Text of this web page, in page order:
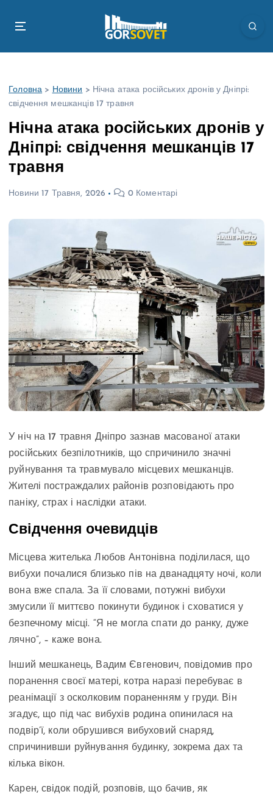
Головна > Новини > Нічна атака російських дронів у Дніпрі:
свідчення мешканців 17 травня
Нічна атака російських дронів у
Дніпрі: свідчення мешканців 17
травня
Новини 17 Травня, 2026 0 Коментарі
У ніч на 17 травня Дніпро зазнав масованої атаки
російських безпілотників, що спричинило значні
руйнування та травмувало місцевих мешканців.
Жителі постраждалих районів розповідають про
паніку, страх і наслідки атаки.
Свідчення очевидців
Місцева жителька Любов Антонівна поділилася, що
вибухи почалися близько пів на дванадцяту ночі, коли
вона вже спала. За її словами, потужні вибухи
змусили її миттєво покинути будинок і сховатися у
безпечному місці. “Я не могла спати до ранку, дуже
лячно”, – каже вона.
Інший мешканець, Вадим Євгенович, повідомив про
поранення своєї матері, котра наразі перебуває в
реанімації з осколковим пораненням у груди. Він
згадує, що під час вибухів родина опинилася на
подвір’ї, коли обрушився вибуховий снаряд,
спричинивши руйнування будинку, зокрема дах та
кілька вікон.
Карен, свідок подій, розповів, що бачив, як